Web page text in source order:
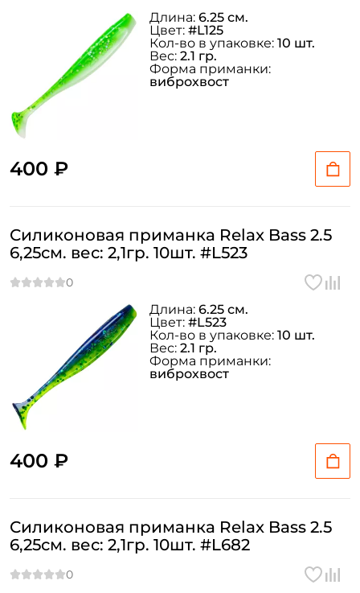
400 ₽
Длина: 6.25 см.
Цвет: #L125
Кол-во в упаковке: 10 шт.
Вес: 2.1 гр.
Форма приманки:
виброхвост
Силиконовая приманка Relax Bass 2.5
6,25см. вес: 2,1гр. 10шт. #L523
400 ₽
Длина: 6.25 см.
Цвет: #L523
Кол-во в упаковке: 10 шт.
Вес: 2.1 гр.
Форма приманки:
виброхвост
Силиконовая приманка Relax Bass 2.5
6,25см. вес: 2,1гр. 10шт. #L682